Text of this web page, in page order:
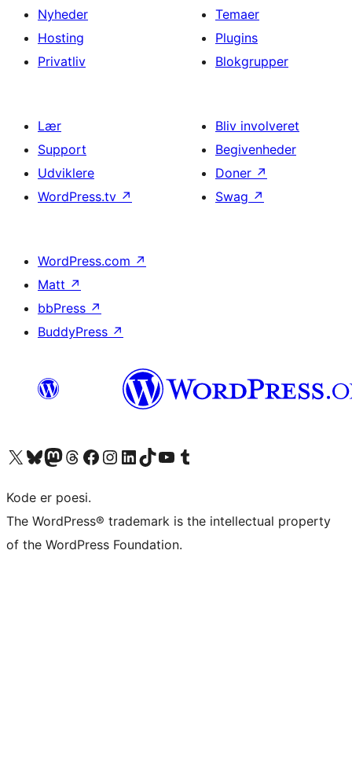
Nyheder
Hosting
Privatliv
Temaer
Plugins
Blokgrupper
Lær
Support
Udviklere
WordPress.tv ↗
Bliv involveret
Begivenheder
Doner ↗
Swag ↗
WordPress.com ↗
Matt ↗
bbPress ↗
BuddyPress ↗
Besøg vores X (tidligere Twitter) konto
Besøg vores Bluesky-konto
Besøg vores Mastodon konto
Besøg vores Threads-konto
Besøg vores Facebook sideBesøg vores Instagram konto
Besøg vores LinkedIn konto
Besøg vores TikTok-konto
Besøg vores YouTube-kanalBesøg vores Tumblr-konto
Kode er poesi.
The WordPress® trademark is the intellectual property
of the WordPress Foundation.